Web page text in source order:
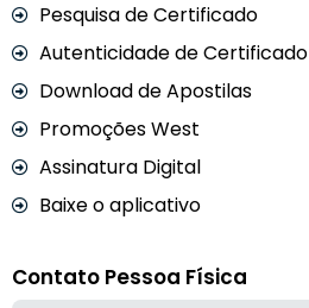
Pesquisa de Certificado
Autenticidade de Certificado
Download de Apostilas
Promoções West
Assinatura Digital
Baixe o aplicativo
Contato Pessoa Física